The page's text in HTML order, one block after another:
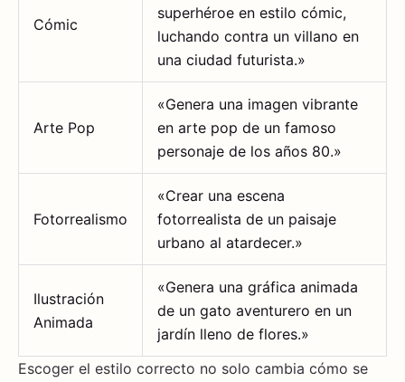
Cómic
superhéroe en estilo cómic,
luchando contra un villano en
una ciudad futurista.»
Arte Pop
«Genera una imagen vibrante
en arte pop de un famoso
personaje de los años 80.»
Fotorrealismo
«Crear una escena
fotorrealista de un paisaje
urbano al atardecer.»
Ilustración
Animada
«Genera una gráfica animada
de un gato aventurero en un
jardín lleno de flores.»
Escoger el estilo correcto no solo cambia cómo se